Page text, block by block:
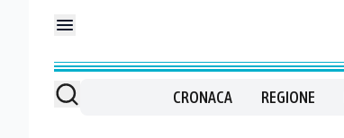
CRONACA REGIONE